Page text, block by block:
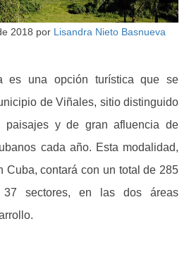
2018 por Lisandra Nieto Basnueva
es una opción turística que se
de Viñales, sitio distinguido
y de gran afluencia de
cada año. Esta modalidad,
Cuba, contará con un total de 285
37 sectores, en las dos áreas